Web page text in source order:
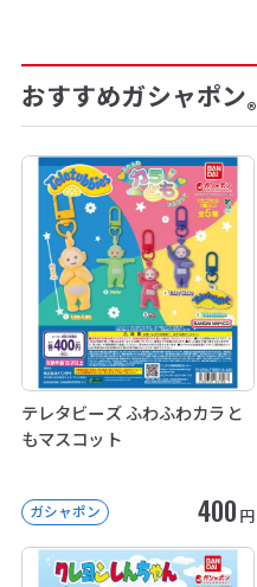
おすすめガシャポン®
テレタビーズ ふわふわカラと
もマスコット
ガシャポン 400 円